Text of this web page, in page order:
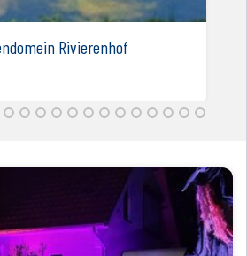
Rivierenhof